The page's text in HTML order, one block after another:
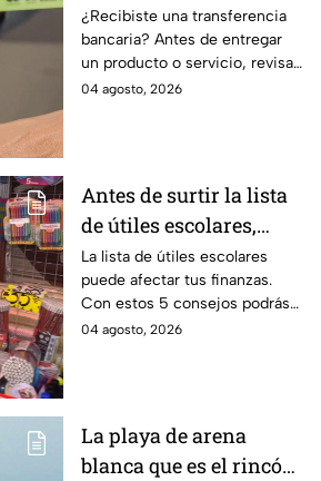
transferencia bancaria
para evitar fraudes
¿Recibiste una transferencia
bancaria? Antes de entregar
un producto o servicio, revisa
este número clave para
04 agosto, 2026
Antes de surtir la lista
de útiles escolares,
sigue estos 5 consejos
que pueden ahorrar
miles de pesos
La lista de útiles escolares
puede afectar tus finanzas.
Con estos 5 consejos podrás
organizar tus compras, ahorrar
04 agosto, 2026
La playa de arena
blanca que es el rincón